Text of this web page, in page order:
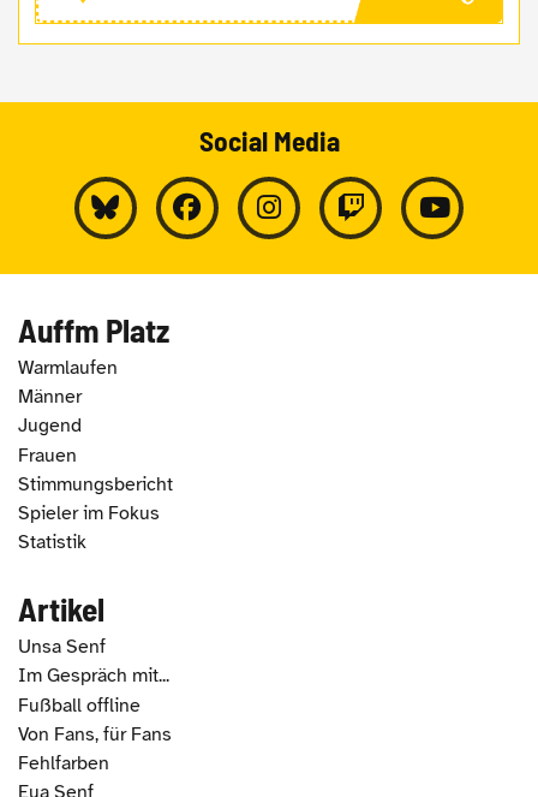
Social Media
Auffm Platz
Warmlaufen
Männer
Jugend
Frauen
Stimmungsbericht
Spieler im Fokus
Statistik
Artikel
Unsa Senf
Im Gespräch mit...
Fußball offline
Von Fans, für Fans
Fehlfarben